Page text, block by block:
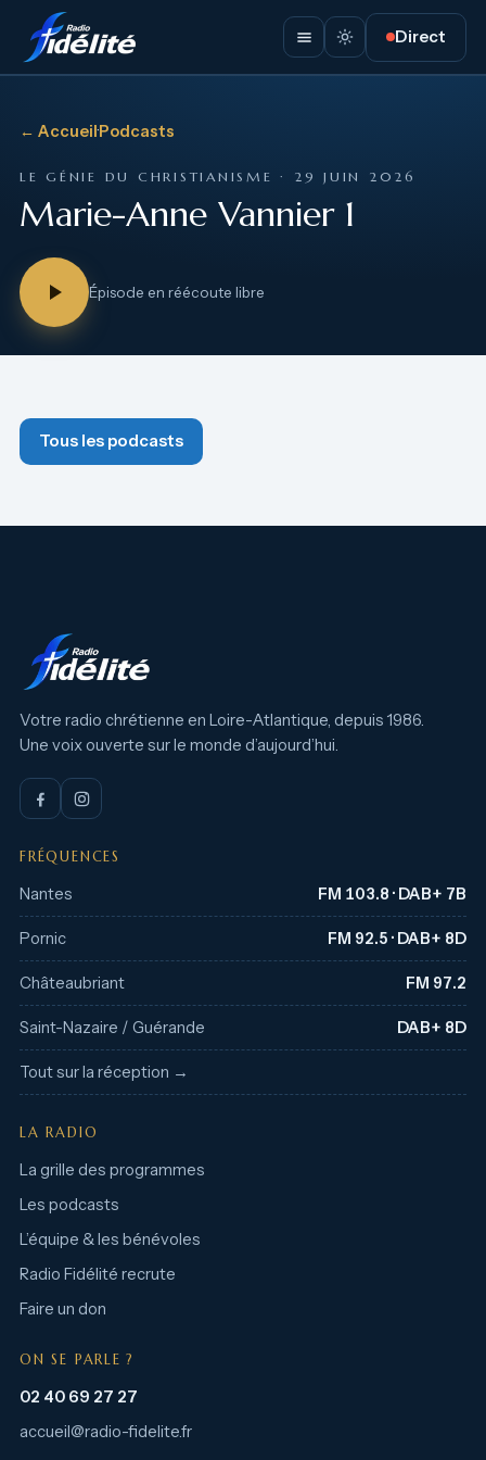
Direct
← Accueil·Podcasts
LE GÉNIE DU CHRISTIANISME · 29 JUIN 2026
Marie-Anne Vannier 1
Épisode en réécoute libre
Tous les podcasts
Votre radio chrétienne en Loire-Atlantique, depuis 1986.
Une voix ouverte sur le monde d’aujourd’hui.
FRÉQUENCES
Nantes FM 103.8 · DAB+ 7B
Pornic FM 92.5 · DAB+ 8D
Châteaubriant FM 97.2
Saint-Nazaire / Guérande DAB+ 8D
Tout sur la réception →
LA RADIO
La grille des programmes
Les podcasts
L’équipe & les bénévoles
Radio Fidélité recrute
Faire un don
ON SE PARLE ?
02 40 69 27 27
accueil@radio-fidelite.fr